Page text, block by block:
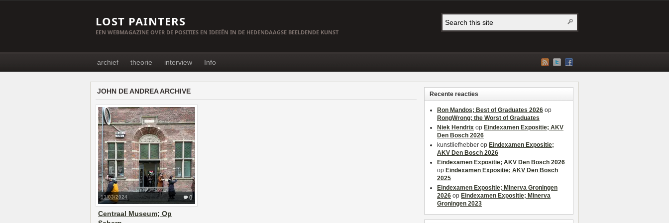
LOST PAINTERS
EEN WEBMAGAZINE OVER DE POSITIES EN IDEEËN IN DE HEDENDAAGSE BEELDENDE KUNST
archief theorie interview Info
JOHN DE ANDREA ARCHIVE
0
13/03/2024
Centraal Museum; Op
Recente reacties
Ron Mandos; Best of Graduates 2026 op
RongWrong; the Worst of Graduates
Niek Hendrix op Eindexamen Expositie; AKV
Den Bosch 2026
kunstliefhebber op Eindexamen Expositie;
AKV Den Bosch 2026
Eindexamen Expositie; AKV Den Bosch 2026
op Eindexamen Expositie; AKV Den Bosch
2025
Eindexamen Expositie; Minerva Groningen
2026 op Eindexamen Expositie; Minerva
Groningen 2023